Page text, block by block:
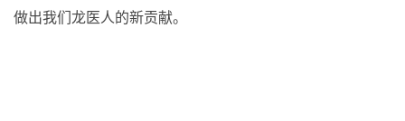
做出我们龙医人的新贡献。